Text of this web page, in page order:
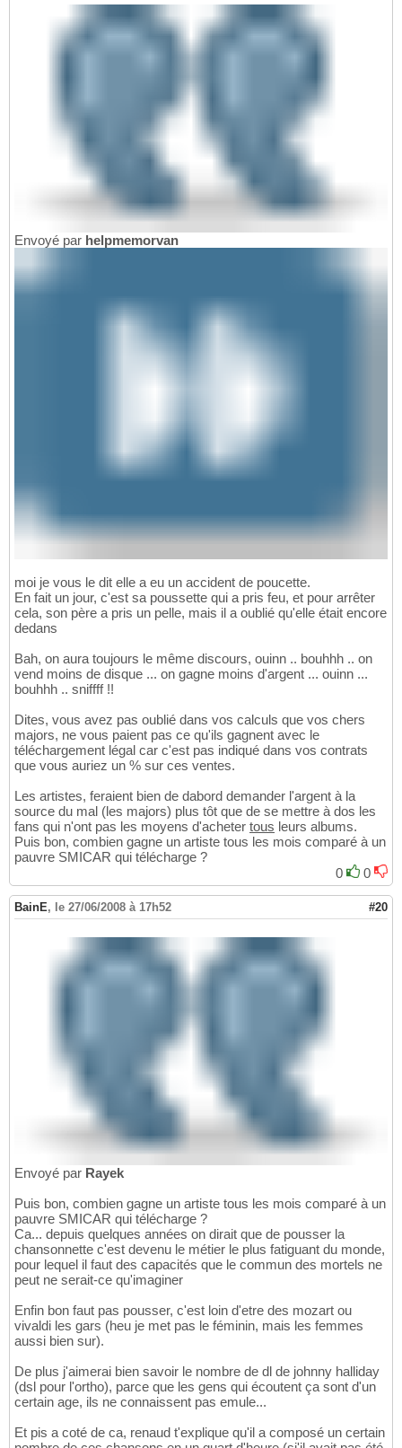
Envoyé par helpmemorvan
moi je vous le dit elle a eu un accident de poucette.
En fait un jour, c'est sa poussette qui a pris feu, et pour arrêter
cela, son père a pris un pelle, mais il a oublié qu'elle était encore
dedans
Bah, on aura toujours le même discours, ouinn .. bouhhh .. on
vend moins de disque ... on gagne moins d'argent ... ouinn ...
bouhhh .. sniffff !!
Dites, vous avez pas oublié dans vos calculs que vos chers
majors, ne vous paient pas ce qu'ils gagnent avec le
téléchargement légal car c'est pas indiqué dans vos contrats
que vous auriez un % sur ces ventes.
Les artistes, feraient bien de dabord demander l'argent à la
source du mal (les majors) plus tôt que de se mettre à dos les
fans qui n'ont pas les moyens d'acheter tous leurs albums.
Puis bon, combien gagne un artiste tous les mois comparé à un
pauvre SMICAR qui télécharge ?
0
0
BainE, le 27/06/2008 à 17h52 #20
Envoyé par Rayek
Puis bon, combien gagne un artiste tous les mois comparé à un
pauvre SMICAR qui télécharge ?
Ca... depuis quelques années on dirait que de pousser la
chansonnette c'est devenu le métier le plus fatiguant du monde,
pour lequel il faut des capacités que le commun des mortels ne
peut ne serait-ce qu'imaginer
Enfin bon faut pas pousser, c'est loin d'etre des mozart ou
vivaldi les gars (heu je met pas le féminin, mais les femmes
aussi bien sur).
De plus j'aimerai bien savoir le nombre de dl de johnny halliday
(dsl pour l'ortho), parce que les gens qui écoutent ça sont d'un
certain age, ils ne connaissent pas emule...
Et pis a coté de ca, renaud t'explique qu'il a composé un certain